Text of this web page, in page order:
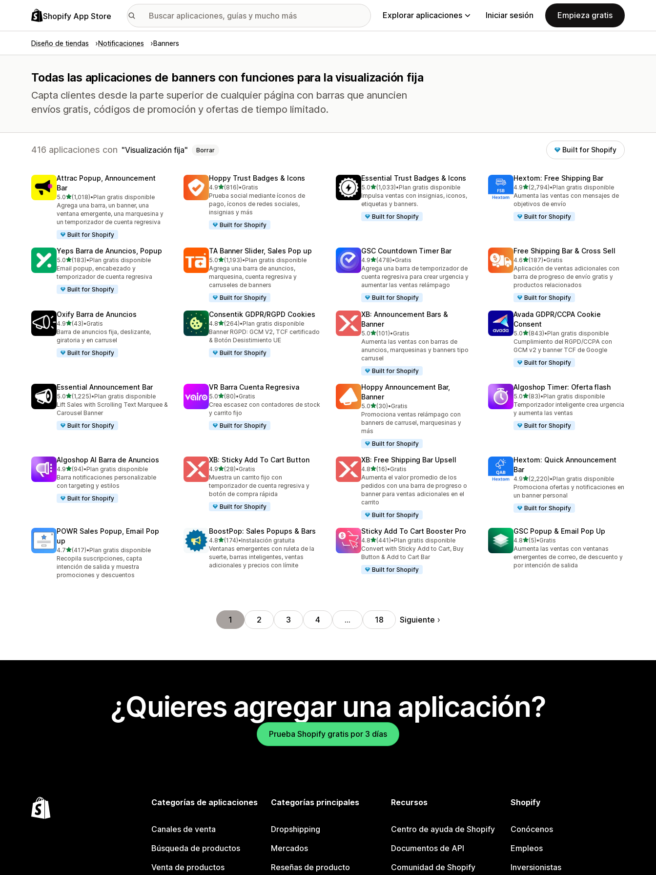
Shopify App Store Explorar aplicaciones Iniciar sesión Empieza gratis
Diseño de tiendas Notificaciones Banners
Todas las aplicaciones de banners con funciones para la visualización fija
Capta clientes desde la parte superior de cualquier página con barras que anuncien
envíos gratis, códigos de promoción y ofertas de tiempo limitado.
416 aplicaciones con Visualización fija Borrar Built for Shopify
Attrac Popup, Announcement
Bar
5.0de 5 estrellas
(1,018)
1018 reseñas en total
•Plan gratis disponible
Agrega una barra, un banner, una
ventana emergente, una marquesina y
un temporizador de cuenta regresiva
Built for Shopify
Hoppy Trust Badges & Icons
4.9de 5 estrellas
(816)
816 reseñas en total
•Gratis
Prueba social mediante íconos de
pago, íconos de redes sociales,
insignias y más
Built for Shopify
Essential Trust Badges & Icons
5.0de 5 estrellas
(1,033)
1033 reseñas en total
•Plan gratis disponible
Impulsa ventas con insignias, iconos,
etiquetas y banners.
Built for Shopify
Hextom: Free Shipping Bar
4.9de 5 estrellas
(2,794)
2794 reseñas en total
•Plan gratis disponible
Aumenta las ventas con mensajes de
objetivos de envío
Built for Shopify
Yeps Barra de Anuncios, Popup
5.0de 5 estrellas
(183)
183 reseñas en total
•Plan gratis disponible
Email popup, encabezado y
temporizador de cuenta regresiva
Built for Shopify
TA Banner Slider, Sales Pop up
5.0de 5 estrellas
(1,193)
1193 reseñas en total
•Plan gratis disponible
Agrega una barra de anuncios,
marquesina, cuenta regresiva y
carruseles de banners
Built for Shopify
GSC Countdown Timer Bar
4.9de 5 estrellas
(478)
478 reseñas en total
•Gratis
Agrega una barra de temporizador de
cuenta regresiva para crear urgencia y
aumentar las ventas relámpago
Built for Shopify
Free Shipping Bar & Cross Sell
4.6de 5 estrellas
(187)
187 reseñas en total
•Gratis
Aplicación de ventas adicionales con
barra de progreso de envío gratis y
productos relacionados
Built for Shopify
Oxify Barra de Anuncios
4.9de 5 estrellas
(43)
43 reseñas en total
•Gratis
Barra de anuncios fija, deslizante,
giratoria y en carrusel
Built for Shopify
Consentik GDPR/RGPD Cookies
4.8de 5 estrellas
(264)
264 reseñas en total
•Plan gratis disponible
Banner RGPD: GCM V2, TCF certificado
& Botón Desistimiento UE
Built for Shopify
XB: Announcement Bars &
Banner
5.0de 5 estrellas
(101)
101 reseñas en total
•Gratis
Aumenta las ventas con barras de
anuncios, marquesinas y banners tipo
carrusel
Built for Shopify
Avada GDPR/CCPA Cookie
Consent
5.0de 5 estrellas
(843)
843 reseñas en total
•Plan gratis disponible
Cumplimiento del RGPD/CCPA con
GCM v2 y banner TCF de Google
Built for Shopify
Essential Announcement Bar
5.0de 5 estrellas
(1,225)
1225 reseñas en total
•Plan gratis disponible
Lift Sales with Scrolling Text Marquee &
Carousel Banner
Built for Shopify
VR Barra Cuenta Regresiva
5.0de 5 estrellas
(80)
80 reseñas en total
•Gratis
Crea escasez con contadores de stock
y carrito fijo
Built for Shopify
Hoppy Announcement Bar,
Banner
5.0de 5 estrellas
(30)
30 reseñas en total
•Gratis
Promociona ventas relámpago con
banners de carrusel, marquesinas y
más
Built for Shopify
Algoshop Timer: Oferta flash
5.0de 5 estrellas
(83)
83 reseñas en total
•Plan gratis disponible
Temporizador inteligente crea urgencia
y aumenta las ventas
Built for Shopify
Algoshop AI Barra de Anuncios
4.9de 5 estrellas
(94)
94 reseñas en total
•Plan gratis disponible
Barra notificaciones personalizable
con targeting y estilos
Built for Shopify
XB: Sticky Add To Cart Button
4.9de 5 estrellas
(28)
28 reseñas en total
•Gratis
Muestra un carrito fijo con
temporizador de cuenta regresiva y
botón de compra rápida
Built for Shopify
XB: Free Shipping Bar Upsell
4.8de 5 estrellas
(16)
16 reseñas en total
•Gratis
Aumenta el valor promedio de los
pedidos con una barra de progreso o
banner para ventas adicionales en el
carrito
Built for Shopify
Hextom: Quick Announcement
Bar
4.9de 5 estrellas
(2,220)
2220 reseñas en total
•Plan gratis disponible
Promociona ofertas y notificaciones en
un banner personal
Built for Shopify
POWR Sales Popup, Email Pop
up
4.7de 5 estrellas
(417)
417 reseñas en total
•Plan gratis disponible
Recopila suscripciones, capta
intención de salida y muestra
promociones y descuentos
BoostPop: Sales Popups & Bars
4.8de 5 estrellas
(174)
174 reseñas en total
•Instalación gratuita
Ventanas emergentes con ruleta de la
suerte, barras inteligentes, ventas
adicionales y precios con límite
Sticky Add To Cart Booster Pro
4.8de 5 estrellas
(441)
441 reseñas en total
•Plan gratis disponible
Convert with Sticky Add to Cart, Buy
Button & Add to Cart Bar
Built for Shopify
GSC Popup & Email Pop Up
4.8de 5 estrellas
(5)
5 reseñas en total
•Gratis
Aumenta las ventas con ventanas
emergentes de correo, de descuento y
por intención de salida
1 2 3 4 … 18 Siguiente
¿Quieres agregar una aplicación?
Prueba Shopify gratis por 3 días
Categorías de aplicaciones
Canales de venta
Búsqueda de productos
Venta de productos
Categorías principales
Dropshipping
Mercados
Reseñas de producto
Recursos
Centro de ayuda de Shopify
Documentos de API
Comunidad de Shopify
Shopify
Conócenos
Empleos
Inversionistas